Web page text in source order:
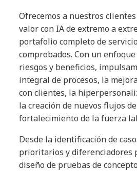
Ofrecemos a nuestros
valor con IA de extremo a
portafolio completo de
comprobados. Con un
riesgos y beneficios,
integral de procesos, la
con clientes, la
la creación de nuevos flujos
fortalecimiento de la fuerza
Desde la identificación de
prioritarios y diferenciadores
diseño de pruebas de